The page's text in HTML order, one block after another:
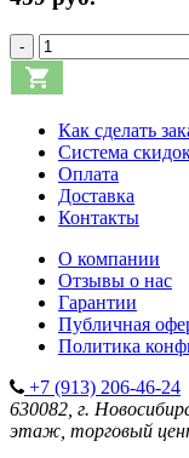
-
Как сделать
Система
Оплата
Доставка
Контакты
О компании
Отзывы о нас
Гарантии
Публичная
Политика
+7 (913) 206-46-24
630082, г.
этаж, торговый